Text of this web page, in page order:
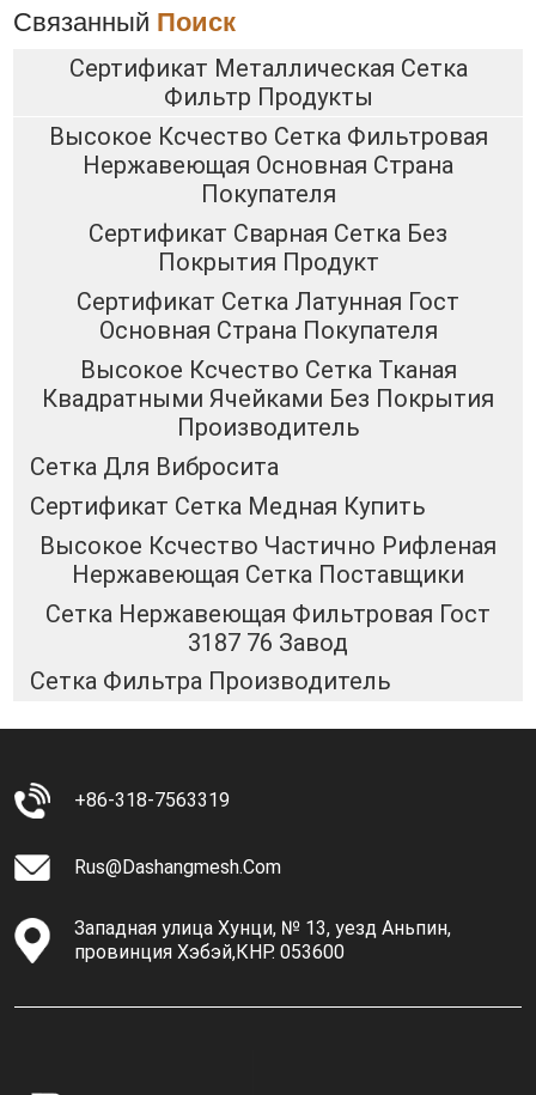
Связанный Поиск
Сертификат Металлическая Сетка
Фильтр Продукты
Высокое Ксчество Сетка Фильтровая
Нержавеющая Основная Страна
Покупателя
Сертификат Сварная Сетка Без
Покрытия Продукт
Сертификат Сетка Латунная Гост
Основная Страна Покупателя
Высокое Ксчество Сетка Тканая
Квадратными Ячейками Без Покрытия
Производитель
Сетка Для Вибросита
Сертификат Сетка Медная Купить
Высокое Ксчество Частично Рифленая
Нержавеющая Сетка Поставщики
Сетка Нержавеющая Фильтровая Гост
3187 76 Завод
Сетка Фильтра Производитель
+86-318-7563319
Rus@dashangmesh.com
Западная улица Хунци, № 13, уезд Аньпин,
провинция Хэбэй,КНР. 053600